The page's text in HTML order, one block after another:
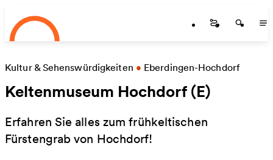
Zum Hauptinhalt springen
Startseite
Kultur & Sehenswürdigkeiten • Eberdingen-Hochdorf
Keltenmuseum Hochdorf (E)
Erfahren Sie alles zum frühkeltischen
Fürstengrab von Hochdorf!